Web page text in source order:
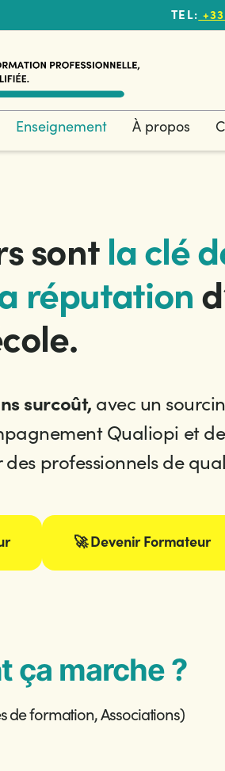
TEL:
Enseignement À propos
sont la clé
réputation
surcoût, avec un
Qualiopi et
professionnels de
🚀 Devenir Formateur
ça marche ?
de formation, Associations)